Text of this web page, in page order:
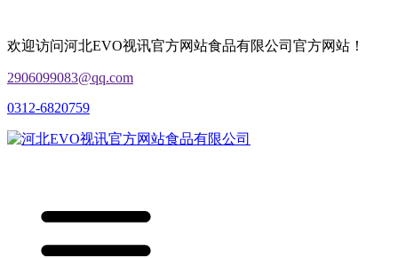
欢迎访问河北EVO视讯官方网站食品有限公司官方网站！
2906099083@qq.com
0312-6820759